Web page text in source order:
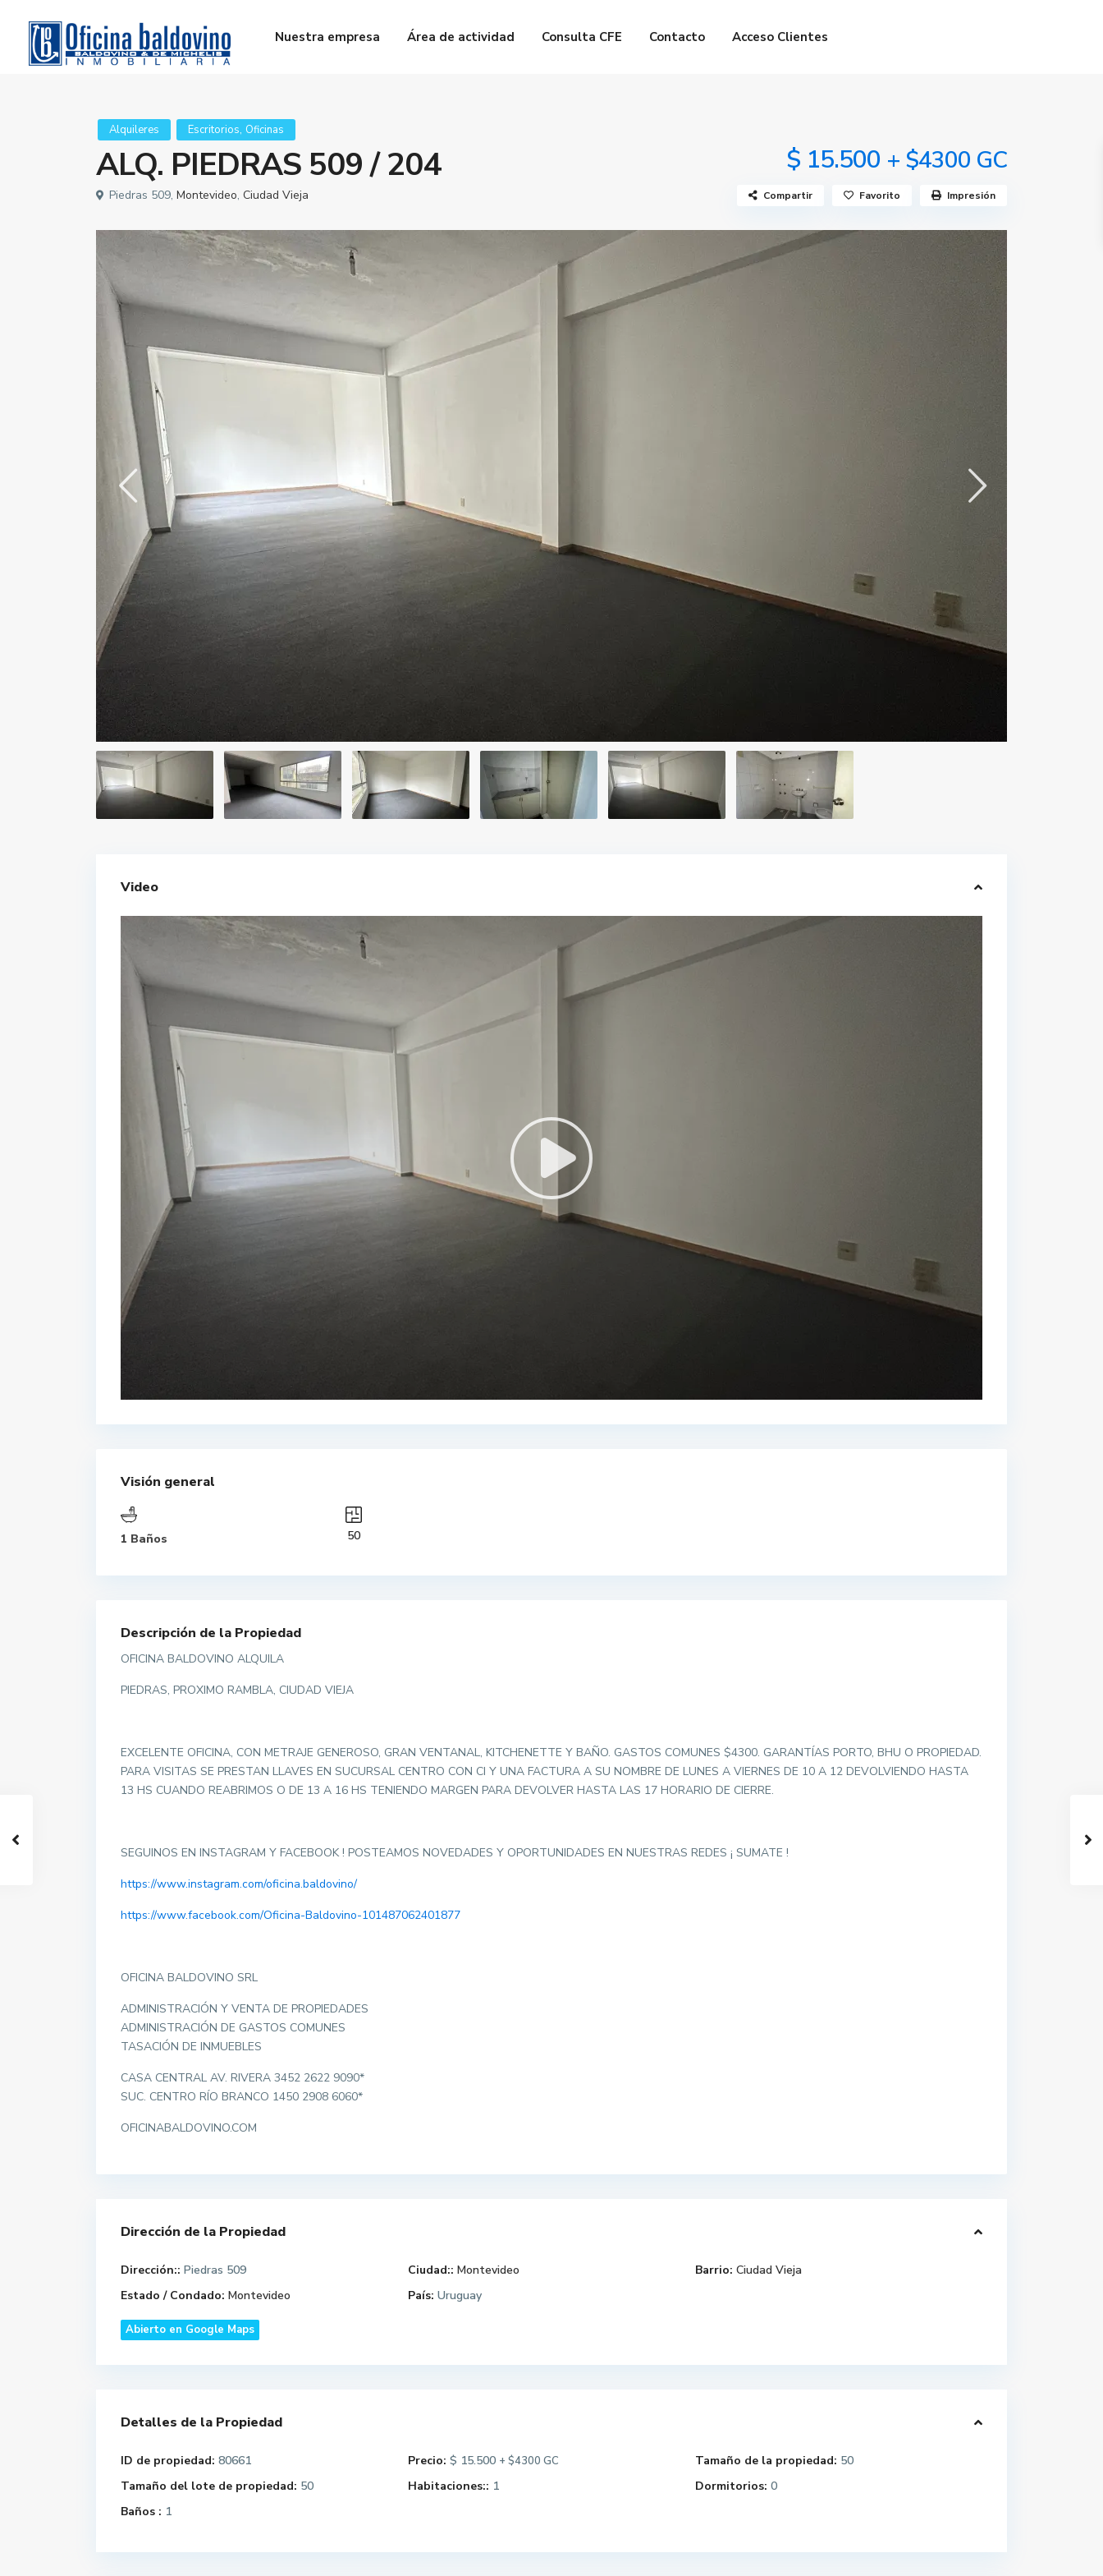
Nuestra empresa Área de actividad Consulta CFE Contacto Acceso Clientes
Alquileres Escritorios, Oficinas
ALQ. PIEDRAS 509 / 204 $ 15.500 + $4300 GC
Piedras 509, Montevideo, Ciudad Vieja Compartir Favorito Impresión
Video
Visión general
1 Baños 50
Descripción de la Propiedad
OFICINA BALDOVINO ALQUILA
PIEDRAS, PROXIMO RAMBLA, CIUDAD VIEJA
EXCELENTE OFICINA, CON METRAJE GENEROSO, GRAN VENTANAL, KITCHENETTE Y BAÑO. GASTOS COMUNES $4300. GARANTÍAS PORTO, BHU O PROPIEDAD.
PARA VISITAS SE PRESTAN LLAVES EN SUCURSAL CENTRO CON CI Y UNA FACTURA A SU NOMBRE DE LUNES A VIERNES DE 10 A 12 DEVOLVIENDO HASTA
13 HS CUANDO REABRIMOS O DE 13 A 16 HS TENIENDO MARGEN PARA DEVOLVER HASTA LAS 17 HORARIO DE CIERRE.
SEGUINOS EN INSTAGRAM Y FACEBOOK ! POSTEAMOS NOVEDADES Y OPORTUNIDADES EN NUESTRAS REDES ¡ SUMATE !
https://www.instagram.com/oficina.baldovino/
https://www.facebook.com/Oficina-Baldovino-101487062401877
OFICINA BALDOVINO SRL
ADMINISTRACIÓN Y VENTA DE PROPIEDADES
ADMINISTRACIÓN DE GASTOS COMUNES
TASACIÓN DE INMUEBLES
CASA CENTRAL AV. RIVERA 3452 2622 9090*
SUC. CENTRO RÍO BRANCO 1450 2908 6060*
OFICINABALDOVINO.COM
Dirección de la Propiedad
Dirección:: Piedras 509 Ciudad:: Montevideo Barrio: Ciudad Vieja
Estado / Condado: Montevideo País: Uruguay
Abierto en Google Maps
Detalles de la Propiedad
ID de propiedad: 80661 Precio: $ 15.500 + $4300 GC Tamaño de la propiedad: 50
Tamaño del lote de propiedad: 50 Habitaciones:: 1 Dormitorios: 0
Baños : 1